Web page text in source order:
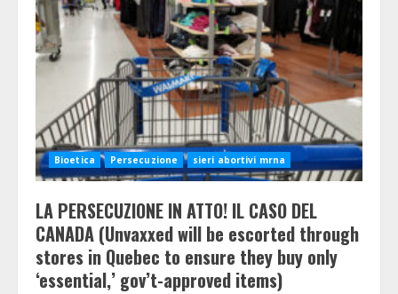
Bioetica Persecuzione sieri abortivi mrna
LA PERSECUZIONE IN ATTO! IL CASO DEL
CANADA (Unvaxxed will be escorted through
stores in Quebec to ensure they buy only
‘essential,’ gov’t-approved items)